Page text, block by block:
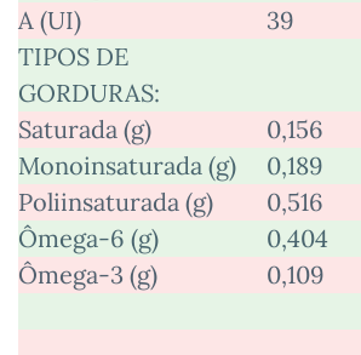
A (UI)
39
TIPOS DE
GORDURAS:
Saturada (g)
0,156
Monoinsaturada (g)
0,189
Poliinsaturada (g)
0,516
Ômega-6 (g)
0,404
Ômega-3 (g)
0,109